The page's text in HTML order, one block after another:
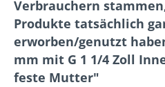
Verbrauchern
Produkte tatsächlich
erworben/genutzt
mm mit G 1 1/4 Zoll
feste Mutter"